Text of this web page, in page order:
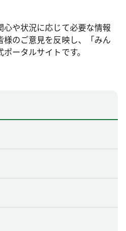
や状況に応じて必要な情報
のご意見を反映し、「みん
ータルサイトです。